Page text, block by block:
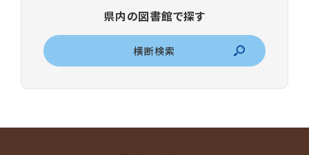
県内の図書館で探す
横断検索